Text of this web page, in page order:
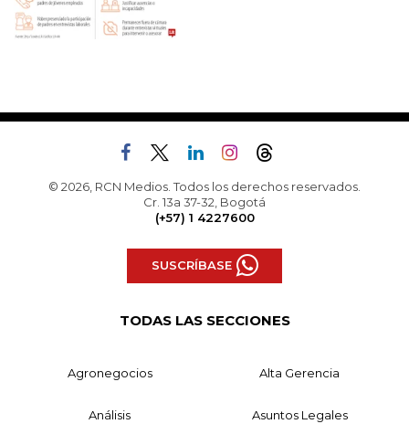
© 2026, RCN Medios. Todos los derechos reservados.
Cr. 13a 37-32, Bogotá
(+57) 1 4227600
SUSCRÍBASE
TODAS LAS SECCIONES
Agronegocios Alta Gerencia
Análisis Asuntos Legales